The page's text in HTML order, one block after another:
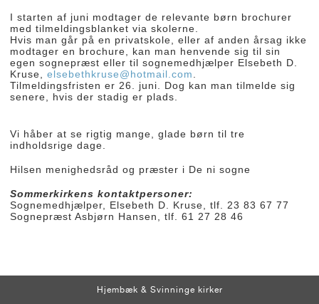
I starten af juni modtager de relevante børn brochurer
med tilmeldingsblanket via skolerne.
Hvis man går på en privatskole, eller af anden årsag ikke
modtager en brochure, kan man henvende sig til sin
egen sognepræst eller til sognemedhjælper Elsebeth D.
Kruse,elsebethkruse@hotmail.com
Tilmeldingsfristen er 26. juni. Dog kan man tilmelde sig
senere, hvis der stadig er plads.
Vi håber at se rigtig mange, glade børn til tre
indholdsrige dage.
Hilsen menighedsråd og præster i De ni sogne
Sommerkirkens kontaktpersoner:
Sognemedhjælper, Elsebeth D. Kruse, tlf. 23 83 67 77
Sognepræst Asbjørn Hansen, tlf. 61 27 28 46
Hjembæk & Svinninge kirker